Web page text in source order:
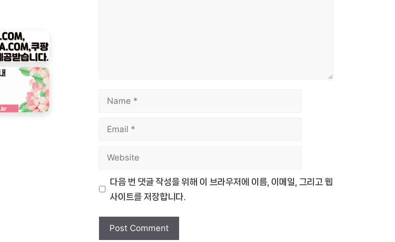
Name
Email
Website
다음 번 댓글 작성을 위해 이 브라우저에 이름, 이메일, 그리고 웹
사이트를 저장합니다.